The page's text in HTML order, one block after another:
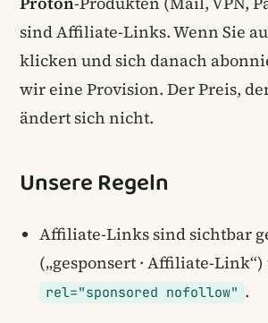
sind Affiliate-Links. Wenn Sie
klicken und sich danach
wir eine Provision. Der Preis,
ändert sich nicht.
Unsere Regeln
Affiliate-Links sind sichtbar
(„gesponsert · Affiliate-
rel="sponsored nofollow" .